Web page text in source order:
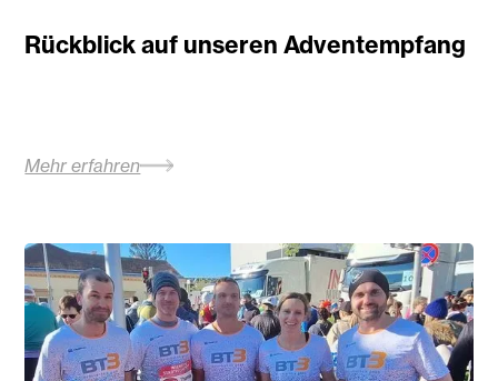
Rückblick auf unseren Adventempfang
Mehr erfahren